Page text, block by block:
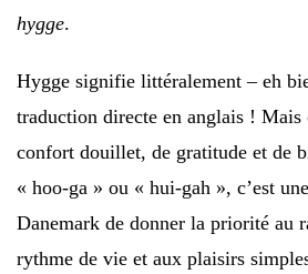
hygge.
Hygge signifie littéralement – eh
traduction directe en anglais ! Mais
confort douillet, de gratitude et de
« hoo-ga » ou « hui-gah », c’est
Danemark de donner la priorité au
rythme de vie et aux plaisirs